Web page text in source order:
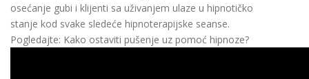
osećanje gubi i klijenti sa uživanjem ulaze u hipnotičko
stanje kod svake sledeće hipnoterapijske seanse.
Pogledajte: Kako ostaviti pušenje uz pomoć hipnoze?